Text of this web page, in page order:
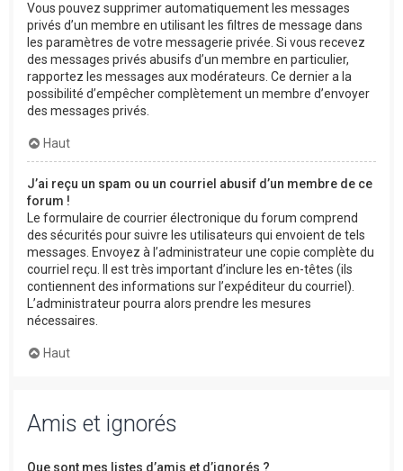
Vous pouvez supprimer automatiquement les messages
privés d’un membre en utilisant les filtres de message dans
les paramètres de votre messagerie privée. Si vous recevez
des messages privés abusifs d’un membre en particulier,
rapportez les messages aux modérateurs. Ce dernier a la
possibilité d’empêcher complètement un membre d’envoyer
des messages privés.
Haut
J’ai reçu un spam ou un courriel abusif d’un membre de ce
forum !
Le formulaire de courrier électronique du forum comprend
des sécurités pour suivre les utilisateurs qui envoient de tels
messages. Envoyez à l’administrateur une copie complète du
courriel reçu. Il est très important d’inclure les en-têtes (ils
contiennent des informations sur l’expéditeur du courriel).
L’administrateur pourra alors prendre les mesures
nécessaires.
Haut
Amis et ignorés
Que sont mes listes d’amis et d’ignorés ?